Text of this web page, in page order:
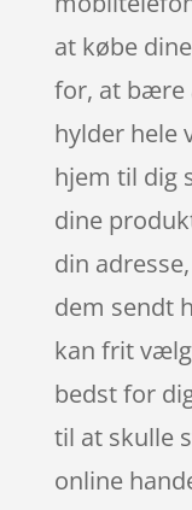
at købe
for, at bære
hylder hele
hjem til dig
dine
din
dem sendt
kan frit
bedst for
til at skulle
online